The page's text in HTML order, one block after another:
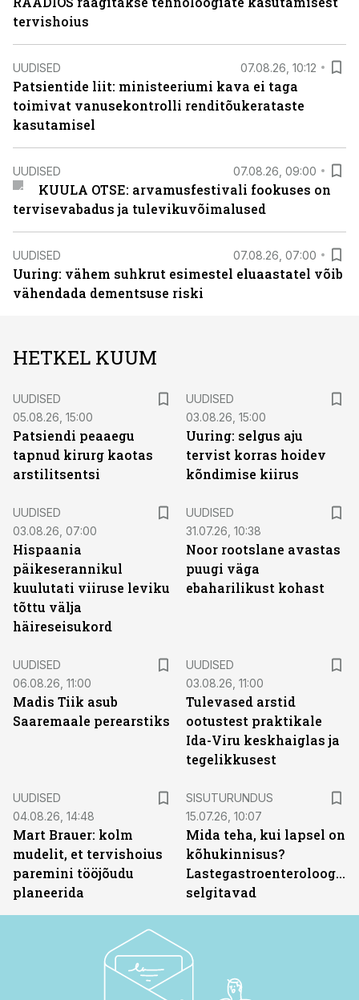
tervishoius
UUDISED 07.08.26, 10:12
Patsientide liit: ministeeriumi kava ei taga
toimivat vanusekontrolli renditõukerataste
kasutamisel
UUDISED 07.08.26, 09:00
KUULA OTSE: arvamusfestivali fookuses on
tervisevabadus ja tulevikuvõimalused
UUDISED 07.08.26, 07:00
Uuring: vähem suhkrut esimestel eluaastatel võib
vähendada dementsuse riski
HETKEL KUUM
UUDISED
05.08.26, 15:00
Patsiendi peaaegu
tapnud kirurg kaotas
arstilitsentsi
UUDISED
03.08.26, 15:00
Uuring: selgus aju
tervist korras hoidev
kõndimise kiirus
UUDISED
03.08.26, 07:00
Hispaania
päikeserannikul
kuulutati viiruse leviku
tõttu välja
häireseisukord
UUDISED
31.07.26, 10:38
Noor rootslane avastas
puugi väga
ebaharilikust kohast
UUDISED
06.08.26, 11:00
Madis Tiik asub
Saaremaale perearstiks
UUDISED
03.08.26, 11:00
Tulevased arstid
ootustest praktikale
Ida-Viru keskhaiglas ja
tegelikkusest
UUDISED
04.08.26, 14:48
Mart Brauer: kolm
mudelit, et tervishoius
paremini tööjõudu
planeerida
SISUTURUNDUS
15.07.26, 10:07
Mida teha, kui lapsel on
kõhukinnisus?
Lastegastroenteroloogid
selgitavad